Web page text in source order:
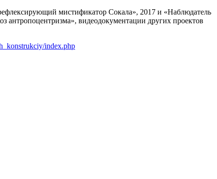
мистификатор Сокала», 2017 и «Наблюдатель
антропоцентризма», видеодокументации других проектов
index.php